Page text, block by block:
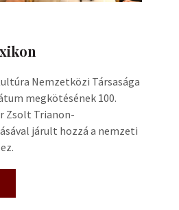
Nemzetközi Társasága
megkötésének 100.
Zsolt Trianon-
járult hozzá a nemzeti